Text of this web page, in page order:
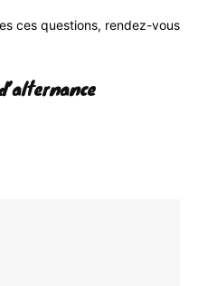
ces questions, rendez-vous